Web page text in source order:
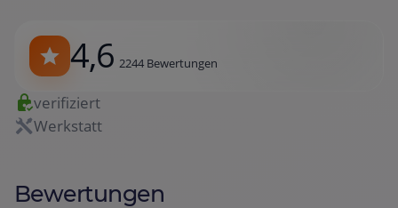
4,6 2244 Bewertungen
verifiziert
Werkstatt
Bewertungen